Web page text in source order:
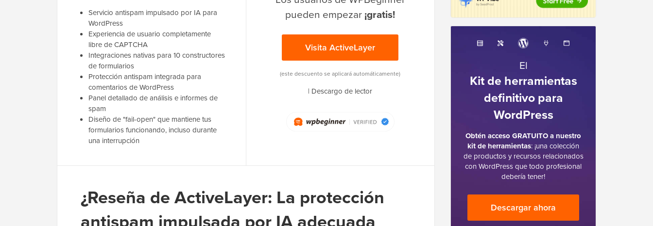
Servicio antispam impulsado por IA para
WordPress
Experiencia de usuario completamente
libre de CAPTCHA
Integraciones nativas para 10 constructores
de formularios
Protección antispam integrada para
comentarios de WordPress
Panel detallado de análisis e informes de
spam
Diseño de "fail-open" que mantiene tus
formularios funcionando, incluso durante
una interrupción
pueden empezar¡gratis!
Visita ActiveLayer
(este descuento se aplicará automáticamente)
| Descargo de lector
¿Reseña de ActiveLayer: La protección
El
Kit de herramientas
definitivo para
WordPress
Obtén acceso GRATUITO a nuestro
kit de herramientas: ¡una colección
de productos y recursos relacionados
con WordPress que todo profesional
debería tener!
Descargar ahora